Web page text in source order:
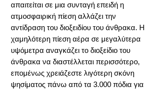
απαιτείται σε μια συνταγή επειδή η
ατμοσφαιρική πίεση αλλάζει την
αντίδραση του διοξειδίου του άνθρακα. Η
χαμηλότερη πίεση αέρα σε μεγαλύτερα
υψόμετρα αναγκάζει το διοξείδιο του
άνθρακα να διαστέλλεται περισσότερο,
επομένως χρειάζεστε λιγότερη σκόνη
ψησίματος πάνω από τα 3.000 πόδια για